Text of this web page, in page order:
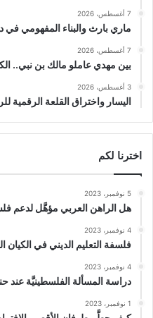
7 أغسطس، 2026
ماري بارث والبناء المفهومي في
7 أغسطس، 2026
بين مهدي عاملو مالك بن نبي..
3 أغسطس، 2026
اليسار واختراق القلعة الرقمية
اخترنا لكم
5 نوفمبر، 2023
هل الراهن العربي مؤهَّل لدعم
4 نوفمبر، 2023
فلسفة التعليم الديني في الكيان
4 نوفمبر، 2023
دراسة المسألة الفلسطينيَّة عند
1 نوفمبر، 2023